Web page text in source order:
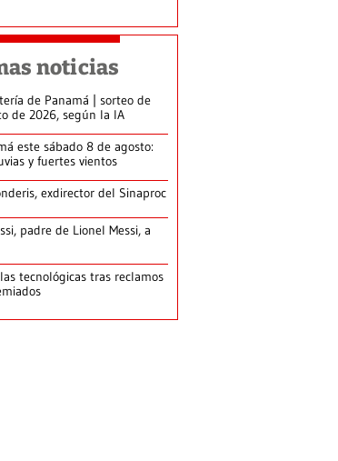
noticias
de Panamá | sorteo de
de 2026, según la IA
este sábado 8 de agosto:
y fuertes vientos
exdirector del Sinaproc
padre de Lionel Messi, a
tecnológicas tras reclamos